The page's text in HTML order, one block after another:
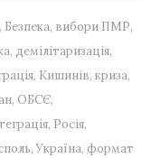
, Безпека, вибори ПМР,
, демілітаризація,
, Кишинів, криза,
, ОБСЄ,
, Росія,
,Україна, формат